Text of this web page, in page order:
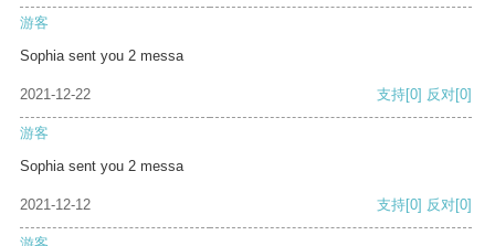
游客
Sophia sent you 2 messa
2021-12-22 支持[0] 反对[0]
游客
Sophia sent you 2 messa
2021-12-12 支持[0] 反对[0]